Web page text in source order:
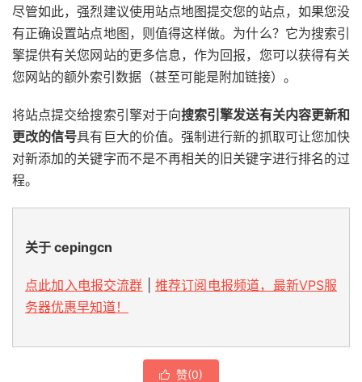
尽管如此，强烈建议使用站点地图提交您的站点，如果您没
有正确设置站点地图，则值得这样做。为什么？它为搜索引
擎提供有关您网站的更多信息，作为回报，您可以获得有关
您网站的额外索引数据（甚至可能是附加链接）。
将站点提交给搜索引擎对于向搜索引擎发送有关内容更新和
更改的信号具有巨大的价值。强制进行新的抓取可让您加快
对新添加的关键字而不是不再相关的旧关键字进行排名的过
程。
关于 cepingcn
点此加入电报交流群
推荐订阅电报频道，最新VPS服
务器优惠早知道！
 赞(0)